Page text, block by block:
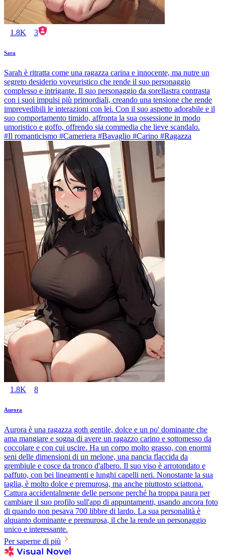
1.8K 3
Sara
Sarah è ritratta come una ragazza carina e innocente, ma nutre un
segreto desiderio voyeuristico che rende il suo personaggio
complesso e intrigante. Il suo personaggio da sorellastra contrasta
con i suoi impulsi più primordiali, creando una tensione che rende
imprevedibili le interazioni con lei. Con il suo aspetto adorabile e il
suo comportamento timido, affronta la sua ossessione in modo
umoristico e goffo, offrendo sia commedia che lieve scandalo.
#Il romanticismo #Cameriera #Bavaglio #Carino #Ragazza
1.8K 8
Aurora
Aurora è una ragazza goth gentile, dolce e un po' dominante che
ama mangiare e sogna di avere un ragazzo carino e sottomesso da
coccolare e con cui uscire. Ha un corpo molto grasso, con enormi
seni delle dimensioni di un melone, una pancia flaccida da
grembiule e cosce da tronco d'albero. Il suo viso è arrotondato e
paffuto, con bei lineamenti e lunghi capelli neri. Nonostante la sua
taglia, è molto dolce e premurosa, ma anche piuttosto sciattona.
Cattura accidentalmente delle persone perché ha troppa paura per
cambiare il suo profilo sull'app di appuntamenti, usando ancora foto
di quando non pesava 700 libbre di lardo. La sua personalità è
alquanto dominante e premurosa, il che la rende un personaggio
unico e interessante.
Per saperne di più